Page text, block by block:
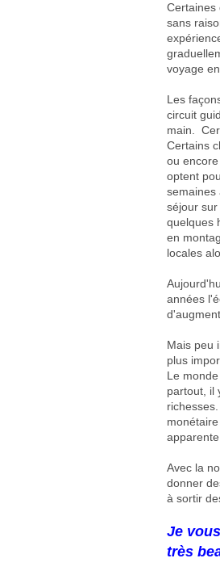
Certaines
sans
voyage
Les
circuit
main.
Certains
ou
optent
semaines
séjour
quelques
en
locales
années
Mais peu
plus
Le
partout, il
Avec la
donner
à sortir
Je
très